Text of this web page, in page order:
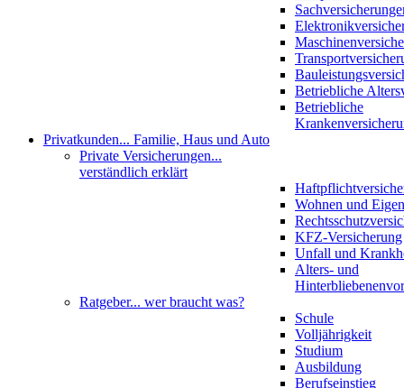
Betriebliche
Betriebliche
Privatkunden... Familie, Haus und Auto
Private Versicherungen...
verständlich erklärt
Wohnen und
KFZ-Versicherung
Unfall und
Alters- und
Ratgeber... wer braucht was?
Schule
Volljährigkeit
Studium
Ausbildung
Berufseinstieg